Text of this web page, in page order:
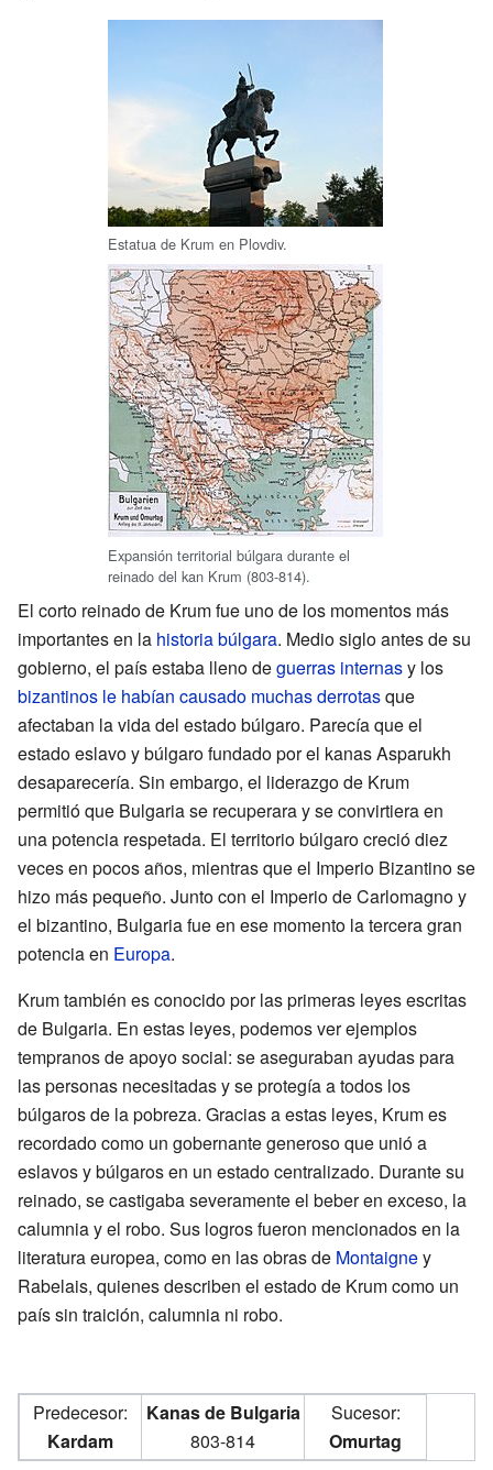
Estatua de Krum en Plovdiv.
Expansión territorial búlgara durante el
reinado del kan Krum (803-814).
El corto reinado de Krum fue uno de los momentos más
importantes en la historia búlgara. Medio siglo antes de su
gobierno, el país estaba lleno deguerras internasy los
bizantinos le habían causado muchas derrotasque
afectaban la vida del estado búlgaro. Parecía que el
estado eslavo y búlgaro fundado por el kanas Asparukh
desaparecería. Sin embargo, el liderazgo de Krum
permitió que Bulgaria se recuperara y se convirtiera en
una potencia respetada. El territorio búlgaro creció diez
veces en pocos años, mientras que el Imperio Bizantino se
hizo más pequeño. Junto con el Imperio de Carlomagno y
el bizantino, Bulgaria fue en ese momento la tercera gran
potencia en Europa.
Krum también es conocido por las primeras leyes escritas
de Bulgaria. En estas leyes, podemos ver ejemplos
tempranos de apoyo social: se aseguraban ayudas para
las personas necesitadas y se protegía a todos los
búlgaros de la pobreza. Gracias a estas leyes, Krum es
recordado como un gobernante generoso que unió a
eslavos y búlgaros en un estado centralizado. Durante su
reinado, se castigaba severamente el beber en exceso, la
calumnia y el robo. Sus logros fueron mencionados en la
literatura europea, como en las obras de Montaigney
Rabelais, quienes describen el estado de Krum como un
país sin traición, calumnia ni robo.
Predecesor:
Kardam
Kanas de Bulgaria
803-814
Sucesor:
Omurtag